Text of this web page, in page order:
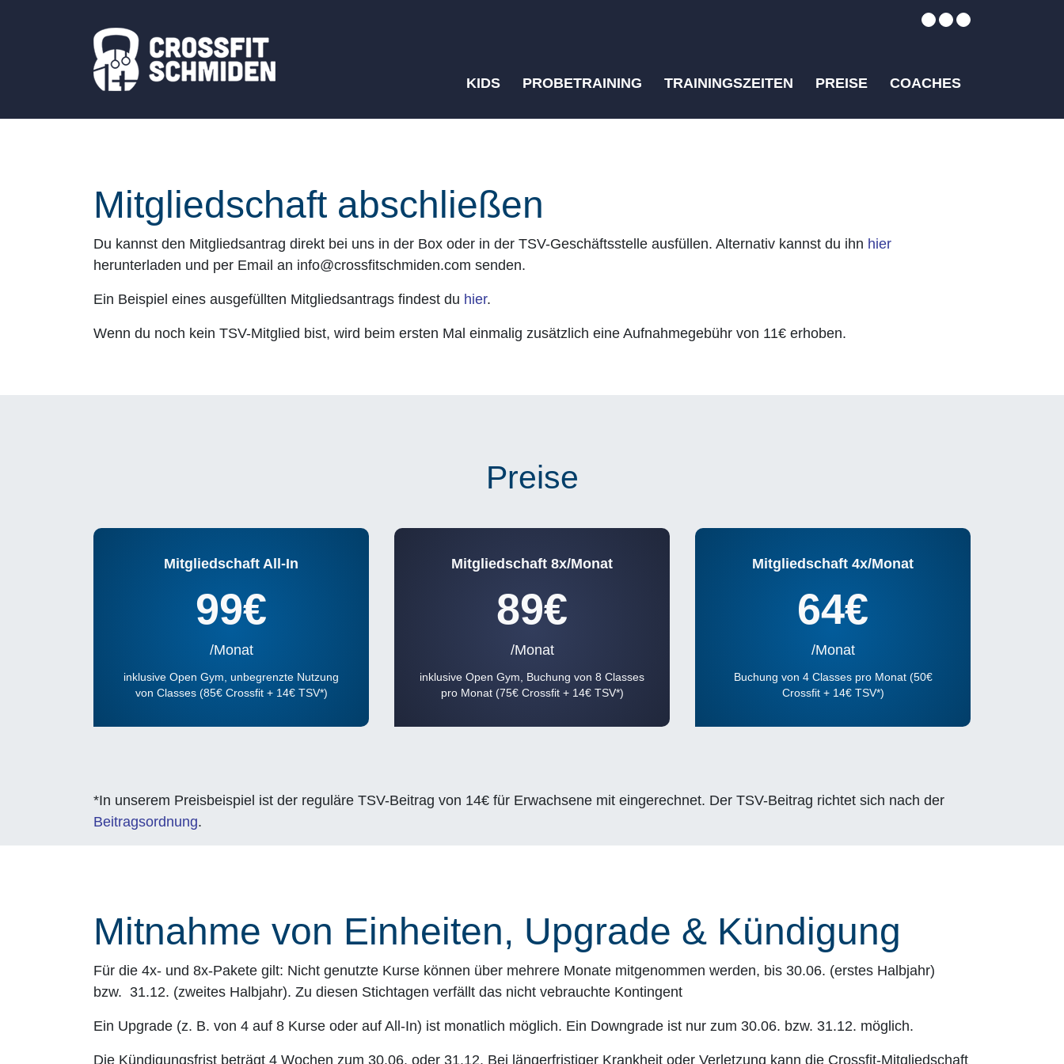
KIDS PROBETRAINING TRAININGSZEITEN PREISE COACHES
Mitgliedschaft abschließen
Du kannst den Mitgliedsantrag direkt bei uns in der Box oder in der TSV-Geschäftsstelle ausfüllen. Alternativ kannst du ihn hier
herunterladen und per Email an info@crossfitschmiden.com senden.
Ein Beispiel eines ausgefüllten Mitgliedsantrags findest du hier.
Wenn du noch kein TSV-Mitglied bist, wird beim ersten Mal einmalig zusätzlich eine Aufnahmegebühr von 11€ erhoben.
Preise
Mitgliedschaft All-In
99€
/Monat
inklusive Open Gym, unbegrenzte Nutzung
von Classes (85€ Crossfit + 14€ TSV*)
Mitgliedschaft 8x/Monat
89€
/Monat
inklusive Open Gym, Buchung von 8 Classes
pro Monat (75€ Crossfit + 14€ TSV*)
Mitgliedschaft 4x/Monat
64€
/Monat
Buchung von 4 Classes pro Monat (50€
Crossfit + 14€ TSV*)
*In unserem Preisbeispiel ist der reguläre TSV-Beitrag von 14€ für Erwachsene mit eingerechnet. Der TSV-Beitrag richtet sich nach der
Beitragsordnung.
Mitnahme von Einheiten, Upgrade & Kündigung
Für die 4x- und 8x-Pakete gilt: Nicht genutzte Kurse können über mehrere Monate mitgenommen werden, bis 30.06. (erstes Halbjahr)
bzw. 31.12. (zweites Halbjahr). Zu diesen Stichtagen verfällt das nicht vebrauchte Kontingent
Ein Upgrade (z. B. von 4 auf 8 Kurse oder auf All-In) ist monatlich möglich. Ein Downgrade ist nur zum 30.06. bzw. 31.12. möglich.
Die Kündigungsfrist beträgt 4 Wochen zum 30.06. oder 31.12. Bei längerfristiger Krankheit oder Verletzung kann die Crossfit-Mitgliedschaft